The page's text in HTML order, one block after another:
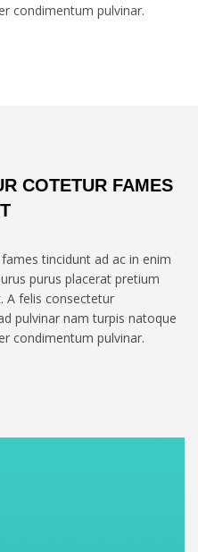
condimentum pulvinar.
COTETUR FAMES
tincidunt ad ac in enim
purus placerat pretium
A felis consectetur
pulvinar nam turpis natoque
condimentum pulvinar.